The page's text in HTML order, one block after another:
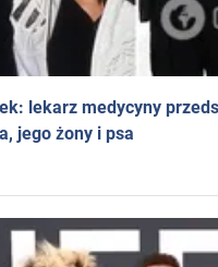
lekarz medycyny
jego żony i psa